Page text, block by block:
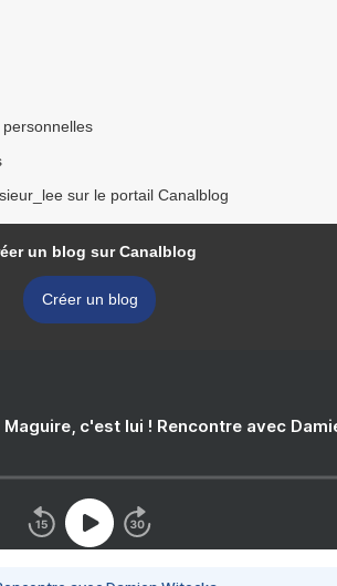
sur le portail Canalblog
un blog sur Canalblog
Créer un blog
c'est lui ! Rencontre avec